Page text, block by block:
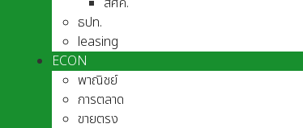
ธปท.
leasing
ECON
พาณิชย์
การตลาด
ขายตรง